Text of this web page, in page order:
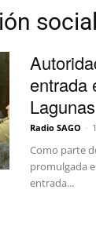
social
entrada
Radio SAGO -
Como parte
promulgada
entrada...